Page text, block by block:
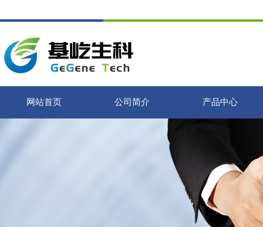
网站首页 公司简介 产品中心